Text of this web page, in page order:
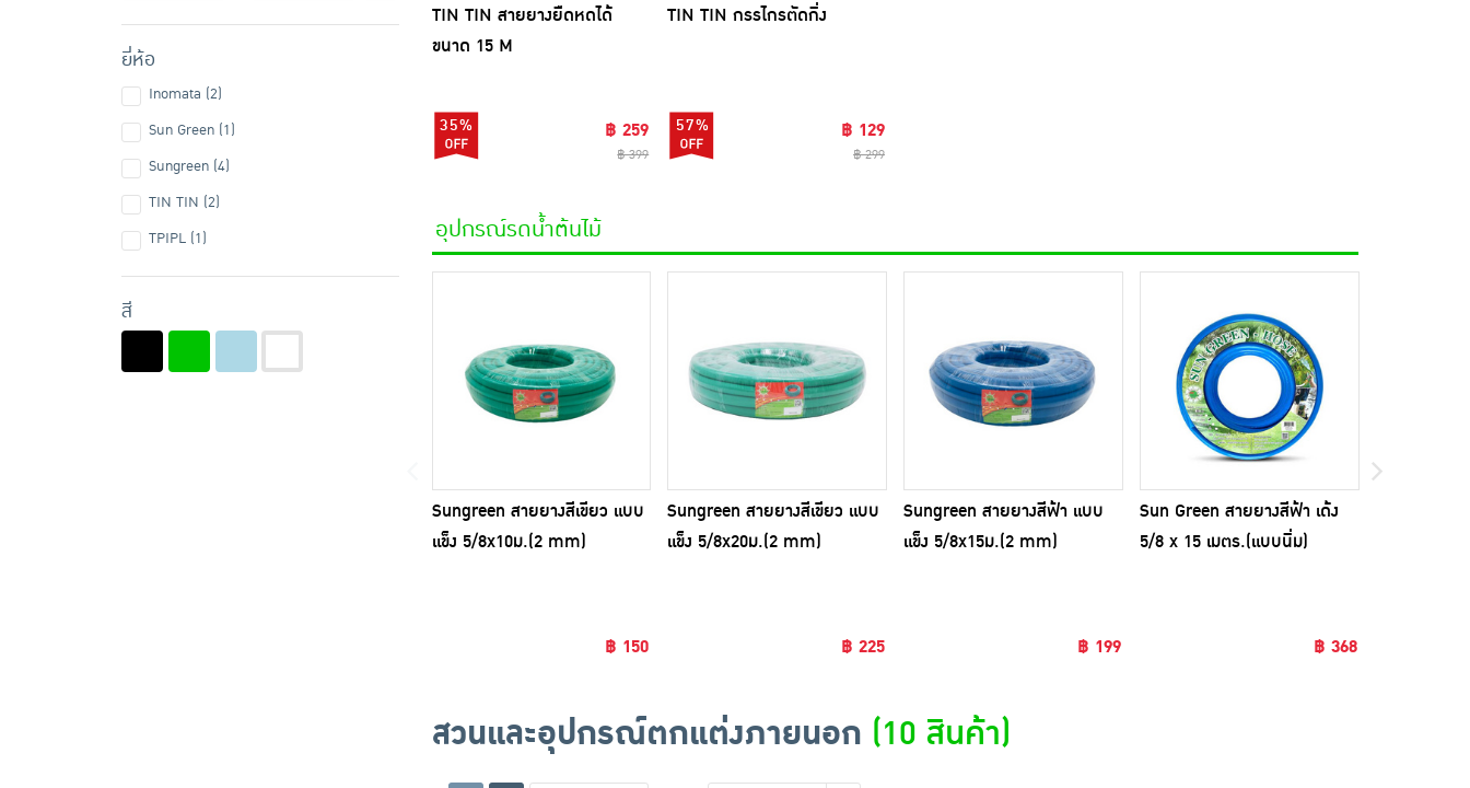
ยี่ห้อ
Inomata (2)
Sun Green (1)
Sungreen (4)
TIN TIN (2)
TPIPL (1)
สี
TIN TIN สายยางยืดหดได้
ขนาด 15 M
35% ฿ 259
฿ 399
TIN TIN กรรไกรตัดกิ่ง
57% ฿ 129
฿ 299
อุปกรณ์รดน้ำต้นไม้
Sungreen สายยางสีเขียว แบบ
แข็ง 5/8x10ม.(2 mm)
฿ 150
Sungreen สายยางสีเขียว แบบ
แข็ง 5/8x20ม.(2 mm)
฿ 225
Sungreen สายยางสีฟ้า แบบ
แข็ง 5/8x15ม.(2 mm)
฿ 199
Sun Green สายยางสีฟ้า เด้ง
5/8 x 15 เมตร.(แบบนิ่ม)
฿ 368
สวนและอุปกรณ์ตกแต่งภายนอก (10 สินค้า)